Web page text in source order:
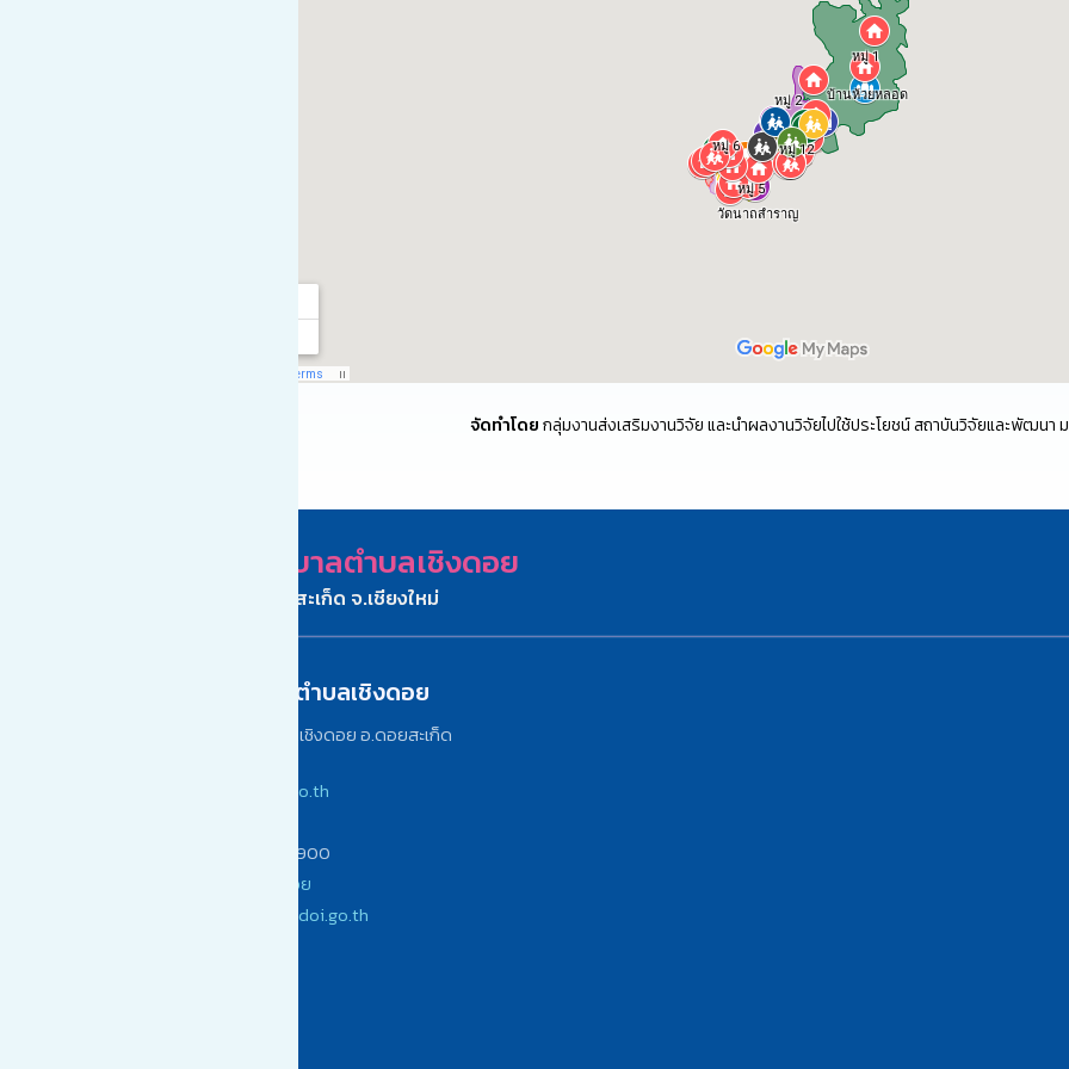
จัดทำโดยกลุ่มงานส่งเสริมงานวิจัย และนำผลงานวิจัยไปใช้ประโยชน์ สถาบันวิจัยและพัฒนา
เทศบาลตำบลเชิงดอย
อ.ดอยสะเก็ด จ.เชียงใหม่
ติดต่อเทศบาลตำบลเชิงดอย
เลขที่ 242/1 หมู่ 12 ต.เชิงดอย อ.ดอยสะเก็ด
www.choengdoi.go.th
โทรสาร (053) 104900
เทศบาลตำบลเชิงดอย
saraban@choengdoi.go.th